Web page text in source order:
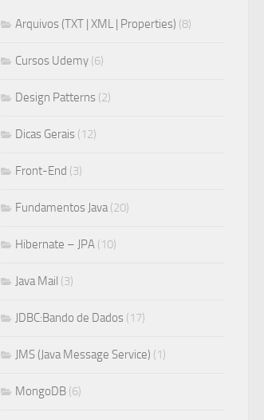
Arquivos (TXT | XML | Properties) (8)
Cursos Udemy (6)
Design Patterns (2)
Dicas Gerais (12)
Front-End (3)
Fundamentos Java(20)
Hibernate – JPA (10)
Java Mail (3)
JDBC:Bando de Dados (17)
JMS (Java Message Service) (1)
MongoDB (6)